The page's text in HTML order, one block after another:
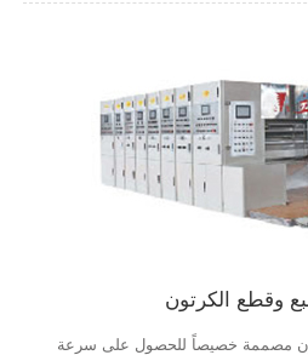
وقطع الكرتون
مصممة خصيصاً للحصول على سرعة